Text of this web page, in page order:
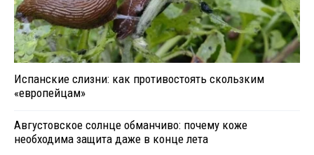
Испанские слизни: как противостоять скользким
«европейцам»
Августовское солнце обманчиво: почему коже
необходима защита даже в конце лета